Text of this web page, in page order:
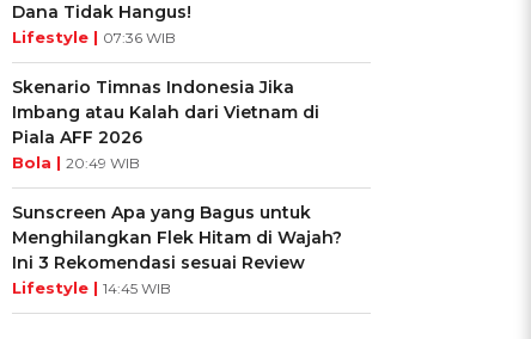
Dana Tidak Hangus!
Lifestyle | 07:36 WIB
Skenario Timnas Indonesia Jika
Imbang atau Kalah dari Vietnam di
Piala AFF 2026
Bola | 20:49 WIB
Sunscreen Apa yang Bagus untuk
Menghilangkan Flek Hitam di Wajah?
Ini 3 Rekomendasi sesuai Review
Lifestyle | 14:45 WIB